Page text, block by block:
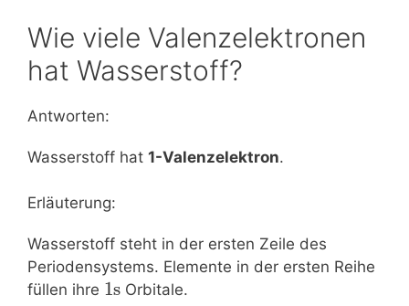
Wie viele Valenzelektronen
hat Wasserstoff?
Antworten:
Wasserstoff hat 1-Valenzelektron.
Erläuterung:
Wasserstoff steht in der ersten Zeile des
Periodensystems. Elemente in der ersten Reihe
füllen ihre 1s Orbitale.